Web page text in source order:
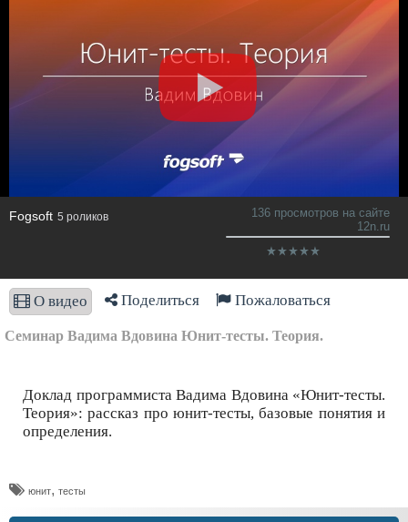
Fogsoft 5 роликов
136 просмотров на сайте
12n.ru
О видео Поделиться Пожаловаться
Семинар Вадима Вдовина Юнит-тесты. Теория.
Доклад программиста Вадима Вдовина «Юнит-тесты.
Теория»: рассказ про юнит-тесты, базовые понятия и
определения.
юнит, тесты